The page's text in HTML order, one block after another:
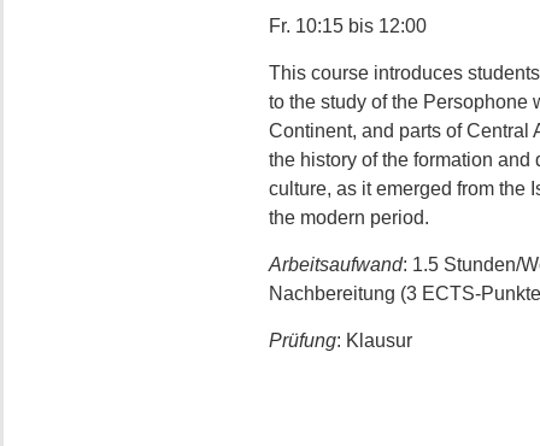
Fr. 10:15 bis 12:00
This course introduces
to the study of the Persophone
Continent, and parts of Central
the history of the formation
culture, as it emerged from the
the modern period.
Arbeitsaufwand: 1.5 Stunden/
Nachbereitung (3 ECTS-
Prüfung: Klausur